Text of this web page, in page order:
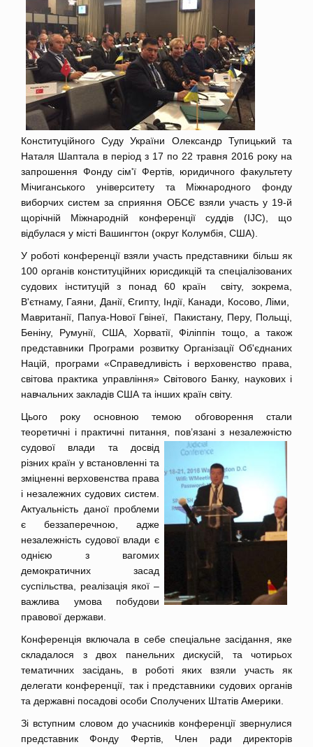
Конституційного Суду України Олександр Тупицький та
Наталя Шаптала в період з 17 по 22 травня 2016 року на
запрошення Фонду сім'ї Фертів, юридичного факультету
Мічиганського університету та Міжнародного фонду
виборчих систем за сприяння ОБСЄ взяли участь у 19-й
щорічній Міжнародній конференції суддів (IJC), що
відбулася у місті Вашингтон (округ Колумбія, США).
У роботі конференції взяли участь представники більш як
100 органів конституційних юрисдикцій та спеціалізованих
судових інституцій з понад 60 країн світу, зокрема,
В'єтнаму, Гаяни, Данії, Єгипту, Індії, Канади, Косово, Ліми,
Мавританії, Папуа-Нової Гвінеї, Пакистану, Перу, Польщі,
Беніну, Румунії, США, Хорватії, Філіппін тощо, а також
представники Програми розвитку Організації Об'єднаних
Націй, програми «Справедливість і верховенство права,
світова практика управління» Світового Банку, наукових і
навчальних закладів США та інших країн світу.
Цього року основною темою обговорення стали
теоретичні і практичні питання, пов’язані з незалежністю
судової влади та досвід
різних країн у встановленні та
зміцненні верховенства права
і незалежних судових систем.
Актуальність даної проблеми
є беззаперечною, адже
незалежність судової влади є
однією з вагомих
демократичних засад
суспільства, реалізація якої –
важлива умова побудови
правової держави.
Конференція включала в себе спеціальне засідання, яке
складалося з двох панельних дискусій, та чотирьох
тематичних засідань, в роботі яких взяли участь як
делегати конференції, так і представники судових органів
та державні посадові особи Сполучених Штатів Америки.
Зі вступним словом до учасників конференції звернулися
представник Фонду Фертів, Член ради директорів